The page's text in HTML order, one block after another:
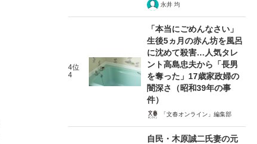
永井 均
4位
4
「本当にごめんなさい」
生後5ヵ月の赤ん坊を風呂
に沈めて殺害…人気タレ
ント高島忠夫から「長男
を奪った」17歳家政婦の
闇深さ（昭和39年の事
件）
「文春オンライン」編集部
自民・木原誠二氏妻の元